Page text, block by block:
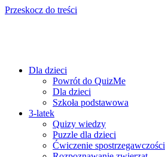
Przeskocz do treści
Dla dzieci
Powrót do QuizMe
Dla dzieci
Szkoła podstawowa
3-latek
Quizy wiedzy
Puzzle dla dzieci
Ćwiczenie spostrzegawczości